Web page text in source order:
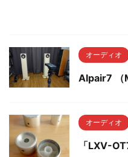
オーディオ
Alpair7 （
オーディオ
「LXV-